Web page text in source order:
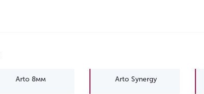
Arto 8мм Arto Synergy